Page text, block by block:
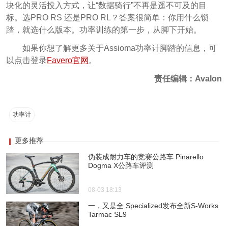
块化的灵活投入方式，让“数据骑行”不再是遥不可及的目
标。选PRO RS 还是PRO RL？答案很简单：你用什么锁
踏，就选什么版本。功率训练的第一步，从脚下开始。
如果你想了解更多关于Assioma功率计脚踏的信息，可
以点击登录Favero官网 。
责任编辑：Avalon
功率计
更多推荐
伪装成耐力车的竞赛公路车 Pinarello
Dogma X公路车评测
08-03 18:13
一，又是全 Specialized发布全新S-Works
Tarmac SL9